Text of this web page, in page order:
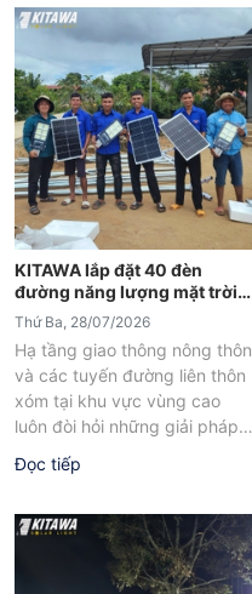
KITAWA lắp đặt 40 đèn
đường năng lượng mặt trời
tại xã Đạ K'Nàng Lâm Đồng
Thứ Ba, 28/07/2026
Hạ tầng giao thông nông thôn
và các tuyến đường liên thôn
xóm tại khu vực vùng cao
luôn đòi hỏi những giải pháp
chiếu sáng...
Đọc tiếp